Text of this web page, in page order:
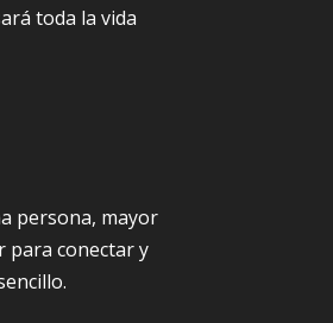
toda la vida
persona, mayor
para conectar y